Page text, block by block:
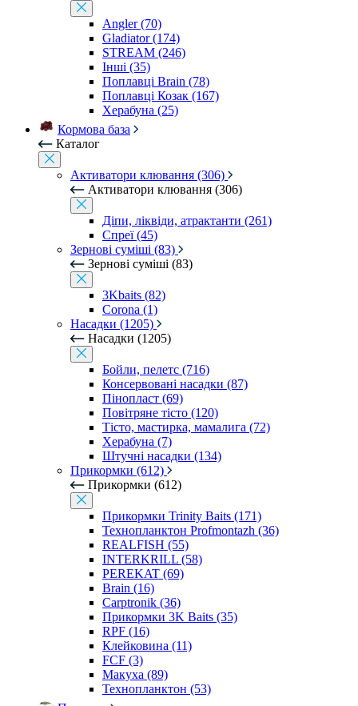
Angler (70)
Gladiator (174)
STREAM (246)
Інші (35)
Поплавці Brain (78)
Поплавці Козак (167)
Херабуна (25)
Кормова база
Каталог
Активатори клювання (306)
Активатори клювання (306)
Діпи, ліквіди, атрактанти (261)
Спреї (45)
Зернові суміші (83)
Зернові суміші (83)
3Kbaits (82)
Corona (1)
Насадки (1205)
Насадки (1205)
Бойли, пелетс (716)
Консервовані насадки (87)
Пінопласт (69)
Повітряне тісто (120)
Тісто, мастирка, мамалига (72)
Херабуна (7)
Штучні насадки (134)
Прикормки (612)
Прикормки (612)
Прикормки Trinity Baits (171)
Технопланктон Profmontazh (36)
REALFISH (55)
INTERKRILL (58)
PEREKAT (69)
Brain (16)
Carptronik (36)
Прикормки 3K Baits (35)
RPF (16)
Клейковина (11)
FCF (3)
Макуха (89)
Технопланктон (53)